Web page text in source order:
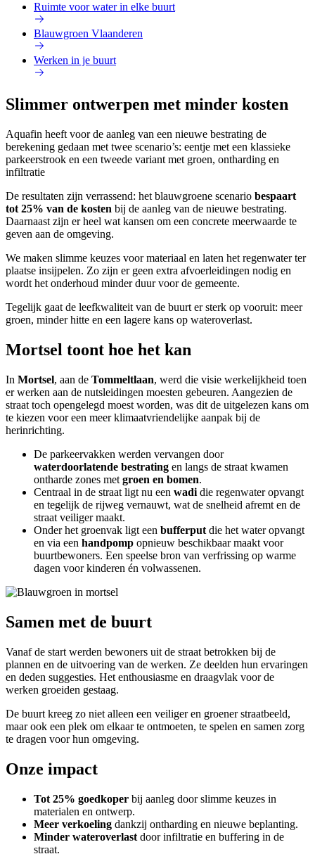
Ruimte voor water in elke buurt
Blauwgroen Vlaanderen
Werken in je buurt
Slimmer ontwerpen met minder kosten
Aquafin heeft voor de aanleg van een nieuwe bestrating de
berekening gedaan met twee scenario’s: eentje met een klassieke
parkeerstrook en een tweede variant met groen, ontharding en
infiltratie
De resultaten zijn verrassend: het blauwgroene scenario bespaart
tot 25% van de kosten bij de aanleg van de nieuwe bestrating.
Daarnaast zijn er heel wat kansen om een concrete meerwaarde te
geven aan de omgeving.
We maken slimme keuzes voor materiaal en laten het regenwater ter
plaatse insijpelen. Zo zijn er geen extra afvoerleidingen nodig en
wordt het onderhoud minder duur voor de gemeente.
Tegelijk gaat de leefkwaliteit van de buurt er sterk op vooruit: meer
groen, minder hitte en een lagere kans op wateroverlast.
Mortsel toont hoe het kan
In Mortsel, aan de Tommeltlaan, werd die visie werkelijkheid toen
er werken aan de nutsleidingen moesten gebeuren. Aangezien de
straat toch opengelegd moest worden, was dit de uitgelezen kans om
te kiezen voor een meer klimaatvriendelijke aanpak bij de
herinrichting.
De parkeervakken werden vervangen door
waterdoorlatende bestrating en langs de straat kwamen
ontharde zones met groen en bomen.
Centraal in de straat ligt nu een wadi die regenwater opvangt
en tegelijk de rijweg vernauwt, wat de snelheid afremt en de
straat veiliger maakt.
Onder het groenvak ligt een bufferput die het water opvangt
en via een handpomp opnieuw beschikbaar maakt voor
buurtbewoners. Een speelse bron van verfrissing op warme
dagen voor kinderen én volwassenen.
Samen met de buurt
Vanaf de start werden bewoners uit de straat betrokken bij de
plannen en de uitvoering van de werken. Ze deelden hun ervaringen
en deden suggesties. Het enthousiasme en draagvlak voor de
werken groeiden gestaag.
De buurt kreeg zo niet alleen een veiliger en groener straatbeeld,
maar ook een plek om elkaar te ontmoeten, te spelen en samen zorg
te dragen voor hun omgeving.
Onze impact
Tot 25% goedkoper bij aanleg door slimme keuzes in
materialen en ontwerp.
Meer verkoeling dankzij ontharding en nieuwe beplanting.
Minder wateroverlast door infiltratie en buffering in de
straat.